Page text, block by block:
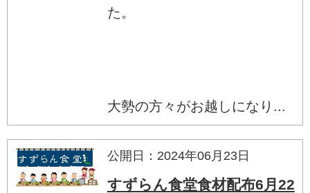
た。
大勢の方々がお越しになり...
公開日：2024年06月23日
すずらん食堂食材配布6月22